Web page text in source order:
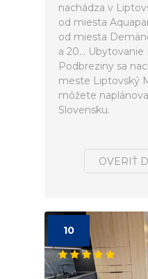
nachádza v
od miesta
od miesta
a 20... Ubytovanie
Podbreziny sa
meste Liptovský
môžete
Slovensku.
OVERIŤ
10